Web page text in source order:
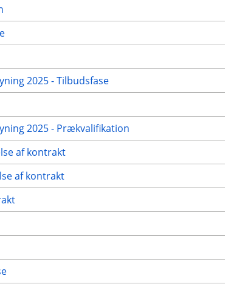
2025 - Tilbudsfase
2025 - Prækvalifikation
af kontrakt
af kontrakt